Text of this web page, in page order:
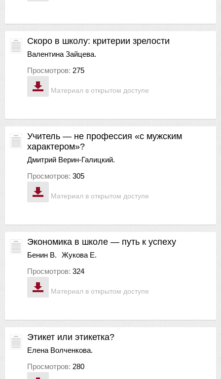
Материал в открытом доступе
Скоро в школу: критерии зрелости
Валентина Зайцева.
Просмотров: 275
Материал в открытом доступе
Учитель — не профессия «с мужским
характером»?
Дмитрий Верин-Галицкий.
Просмотров: 305
Материал в открытом доступе
Экономика в школе — путь к успеху
Бенин В.
Жукова Е.
Просмотров: 324
Этикет или этикетка?
Елена Волченкова.
Просмотров: 280